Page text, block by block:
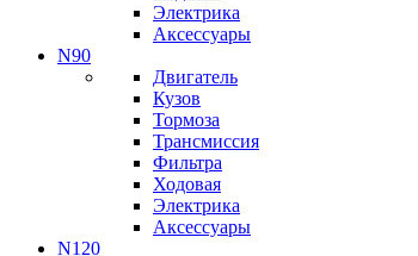
Электрика
Аксессуары
N90
Двигатель
Кузов
Тормоза
Трансмиссия
Фильтра
Ходовая
Электрика
Аксессуары
N120